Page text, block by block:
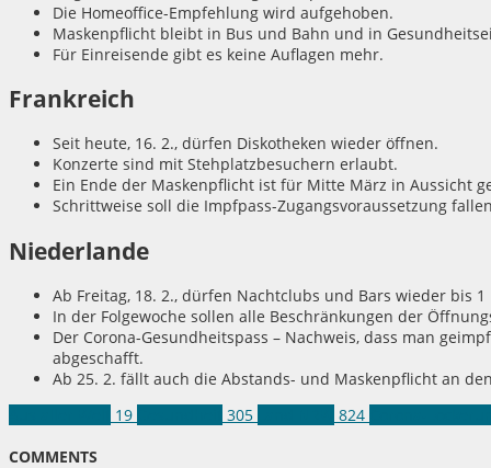
Die Homeoffice-Empfehlung wird aufgehoben.
Maskenpflicht bleibt in Bus und Bahn und in
Für Einreisende gibt es keine Auflagen mehr.
Frankreich
Seit heute, 16. 2., dürfen Diskotheken wieder öffnen.
Konzerte sind mit Stehplatzbesuchern erlaubt.
Ein Ende der Maskenpflicht ist für Mitte März in Aussicht
Schrittweise soll die Impfpass-Zugangsvoraussetzung
Niederlande
Ab Freitag, 18. 2., dürfen Nachtclubs und Bars wieder bis
In der Folgewoche sollen alle Beschränkungen der
Der Corona-Gesundheitspass – Nachweis, dass man
abgeschafft.
Ab 25. 2. fällt auch die Abstands- und Maskenpflicht an
19 305 824
COMMENTS